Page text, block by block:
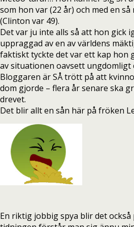
som hon var (22 år) och med en
(Clinton var 49).
Det var ju inte alls så att hon gick
uppraggad av en av världens
faktiskt tyckte det var ett kap hon
av situationen oavsett ungdomligt
Bloggaren är SÅ trött på att
dom gjorde – flera år senare ska
drevet.
Det blir allt en sån här på fröken
En riktig jobbig spya blir det också